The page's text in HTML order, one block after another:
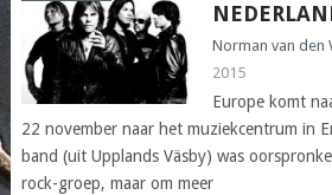
Norman van den
2015
Europe komt
22 november naar het muziekcentrum in
band (uit Upplands Väsby) was
rock-groep, maar om meer